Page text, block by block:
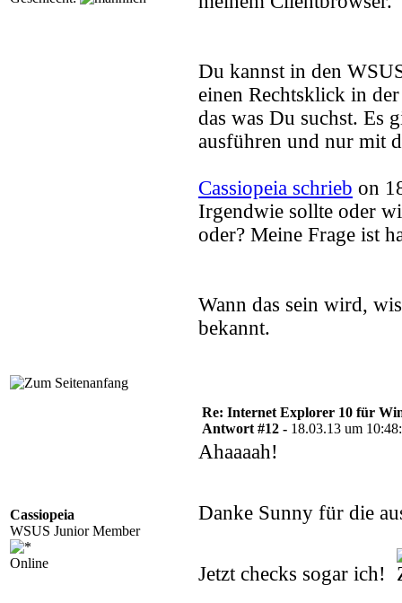
Du kannst in den
einen Rechtsklick in
das was Du suchst. Es
ausführen und nur mit
Cassiopeia schrieb on
Irgendwie sollte oder
oder? Meine Frage ist
Wann das sein wird,
bekannt.
Cassiopeia
WSUS Junior Member
Online
Re: Internet Explorer 10 für
Antwort #12 - 18.03.13 um
Ahaaaah!
Danke Sunny für die
Jetzt checks sogar ich!